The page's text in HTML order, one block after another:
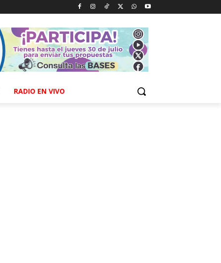
RADIO EN VIVO